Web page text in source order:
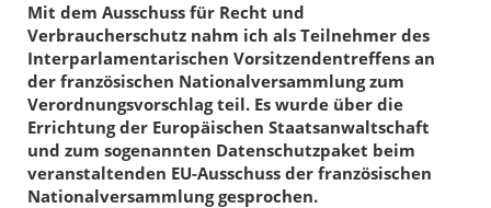
Mit dem Ausschuss für Recht und
Verbraucherschutz nahm ich als Teilnehmer des
Interparlamentarischen Vorsitzendentreffens an
der französischen Nationalversammlung zum
Verordnungsvorschlag teil. Es wurde über die
Errichtung der Europäischen Staatsanwaltschaft
und zum sogenannten Datenschutzpaket beim
veranstaltenden EU-Ausschuss der französischen
Nationalversammlung gesprochen.